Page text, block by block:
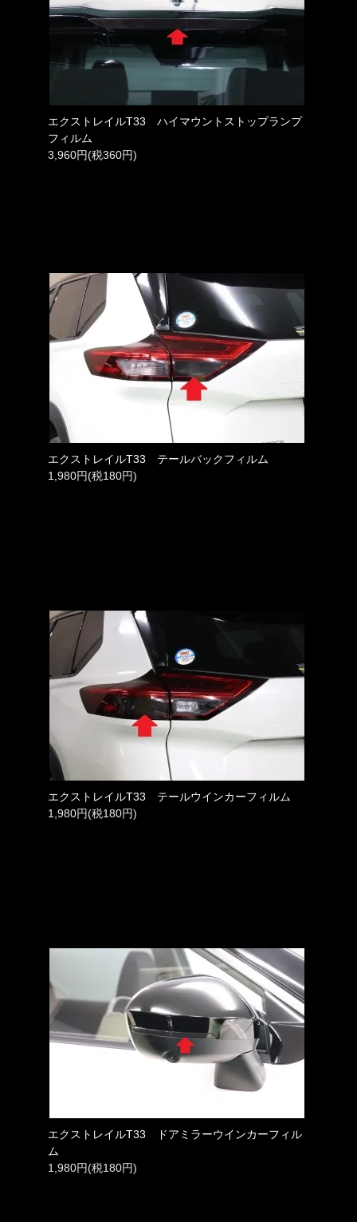
エクストレイルT33 ハイマウントストップランプ
フィルム
3,960円(税360円)
エクストレイルT33 テールバックフィルム
1,980円(税180円)
エクストレイルT33 テールウインカーフィルム
1,980円(税180円)
エクストレイルT33 ドアミラーウインカーフィル
ム
1,980円(税180円)